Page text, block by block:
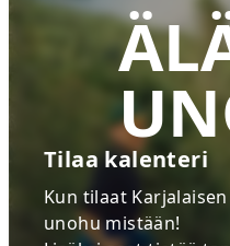
Tilaa kalenteri
Kun tilaat
unohu mistään!